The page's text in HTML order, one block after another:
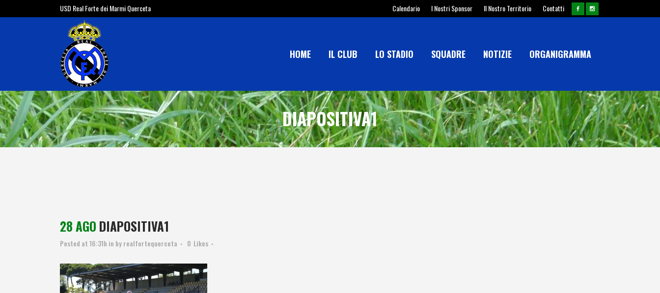
USD Real Forte dei Marmi Querceta Calendario I Nostri Sponsor Il Nostro Territorio Contatti
HOME IL CLUB LO STADIO SQUADRE NOTIZIE ORGANIGRAMMA
DIAPOSITIVA1
28 AGO DIAPOSITIVA1
Posted at 16:31h in byrealfortequerceta 0 Likes